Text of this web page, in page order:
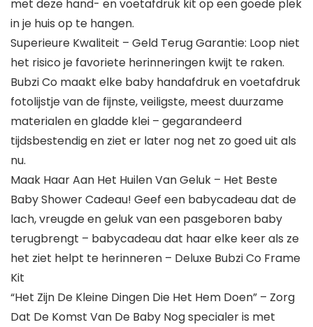
met deze hand- en voetafdruk kit op een goede plek
in je huis op te hangen.
Superieure Kwaliteit – Geld Terug Garantie: Loop niet
het risico je favoriete herinneringen kwijt te raken.
Bubzi Co maakt elke baby handafdruk en voetafdruk
fotolijstje van de fijnste, veiligste, meest duurzame
materialen en gladde klei – gegarandeerd
tijdsbestendig en ziet er later nog net zo goed uit als
nu.
Maak Haar Aan Het Huilen Van Geluk – Het Beste
Baby Shower Cadeau! Geef een babycadeau dat de
lach, vreugde en geluk van een pasgeboren baby
terugbrengt – babycadeau dat haar elke keer als ze
het ziet helpt te herinneren – Deluxe Bubzi Co Frame
Kit
“Het Zijn De Kleine Dingen Die Het Hem Doen” – Zorg
Dat De Komst Van De Baby Nog specialer is met